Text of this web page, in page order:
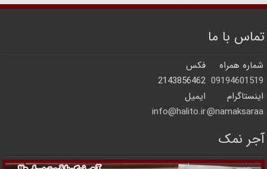
تماس با ما
شماره همراه
فکس
09194601519
2143856462
اینستاگرام
ایمیل
namaksaraa@
info@halito.ir
آجر نمک